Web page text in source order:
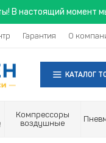
В настоящий момент
Гарантия О
КАТАЛОГ
Компрессоры
воздушные